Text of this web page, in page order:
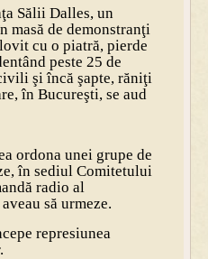
Sălii Dalles, un
masă de demonstranţi
cu o piatră, pierde
peste 25 de
şi încă şapte, răniţi
în Bucureşti, se aud
ordona unei grupe de
în sediul Comitetului
radio al
să urmeze.
represiunea